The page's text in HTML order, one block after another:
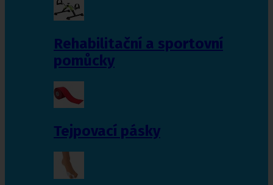
Rehabilitační a sportovní
pomůcky
Tejpovací pásky